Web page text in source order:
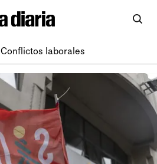
Conflictos laborales